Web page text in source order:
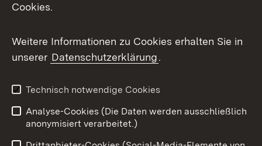
Messenger
Social Wall
X / Twitter
Youtube
Cookies.
Weitere Informationen zu Cookies erhalten Sie in
unserer Datenschutzerklärung.
Technisch notwendige Cookies
Analyse-Cookies (Die Daten werden ausschließlich
anonymisiert verarbeitet.)